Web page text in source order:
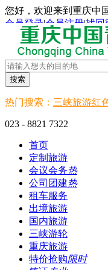
您好，欢迎来到重庆中
会员登录|会员注册|找回
搜索
热门搜索： 三峡旅游红
023 - 8821 7322
首页
定制旅游
会议会务热
公司团建热
租车服务
出境旅游
国内旅游
三峡游轮
重庆旅游
特价抢购限时